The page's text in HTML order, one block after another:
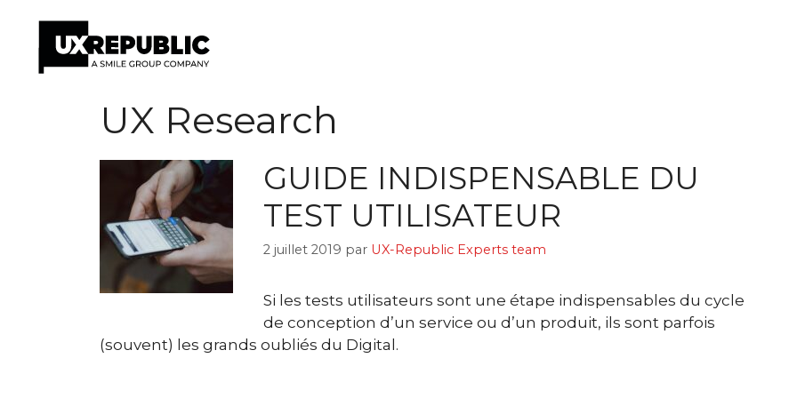
UX Research
GUIDE INDISPENSABLE DU
TEST UTILISATEUR
2 juillet 2019 par UX-Republic Experts team
Si les tests utilisateurs sont une étape indispensables du cycle
de conception d’un service ou d’un produit, ils sont parfois
(souvent) les grands oubliés du Digital.